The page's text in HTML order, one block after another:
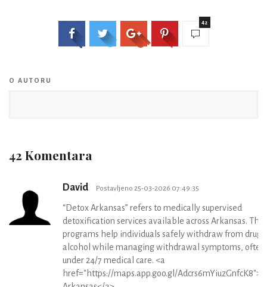
42
O AUTORU
42 Komentara
David Postavljeno 25-03-2026 07:49:35
“Detox Arkansas” refers to medically supervised
detoxification services available across Arkansas.
programs help individuals safely withdraw from drugs
alcohol while managing withdrawal symptoms, often
under 24/7 medical care. <a
href="https://maps.app.goo.gl/